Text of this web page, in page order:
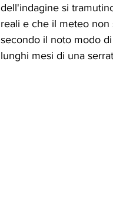
dell'indagine si
reali e che il meteo non
secondo il noto modo
lunghi mesi di una